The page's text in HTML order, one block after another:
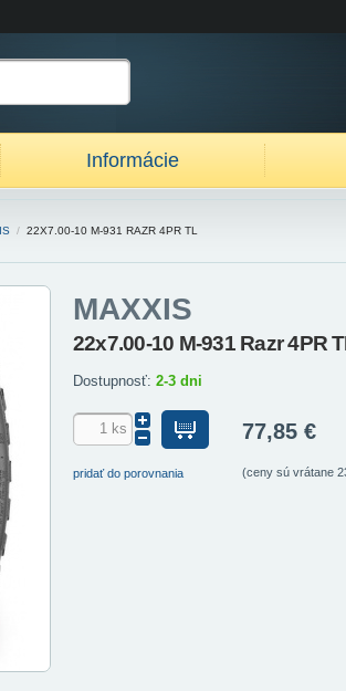
Informácie
/ 22X7.00-10 M-931 RAZR 4PR TL
MAXXIS
22x7.00-10 M-931 Razr 4PR
Dostupnosť: 2-3 dni
pridať do porovnania
77,85 €
(ceny sú vrátane